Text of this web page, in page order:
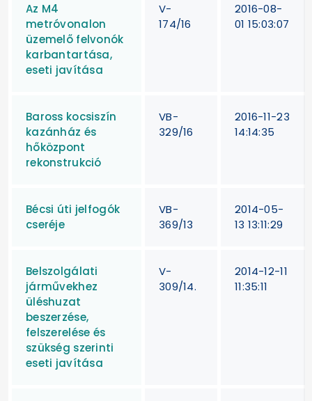
Az M4
metróvonalon
üzemelő felvonók
karbantartása,
eseti javítása
V-
174/16
2016-08-
01 15:03:07
Baross kocsiszín
kazánház és
hőközpont
rekonstrukció
VB-
329/16
2016-11-23
14:14:35
Bécsi úti jelfogók
cseréje
VB-
369/13
2014-05-
13 13:11:29
Belszolgálati
járművekhez
üléshuzat
beszerzése,
felszerelése és
szükség szerinti
eseti javítása
V-
309/14.
2014-12-11
11:35:11